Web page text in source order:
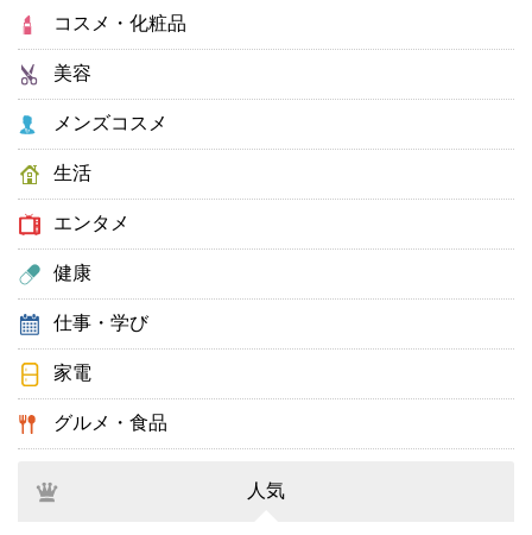
コスメ・化粧品
美容
メンズコスメ
生活
エンタメ
健康
仕事・学び
家電
グルメ・食品
人気